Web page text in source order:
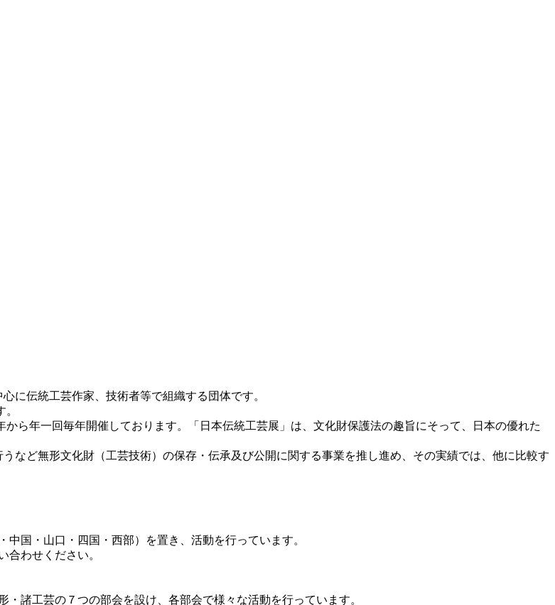
に伝統工芸作家、技術者等で組織する団体です。
ら年一回毎年開催しております。「日本伝統工芸展」は、文化財保護法の趣旨にそって、日本の優れた
など無形文化財（工芸技術）の保存・伝承及び公開に関する事業を推し進め、その実績では、他に比較す
国・山口・四国・西部）を置き、活動を行っています。
合わせください。
諸工芸の７つの部会を設け、各部会で様々な活動を行っています。